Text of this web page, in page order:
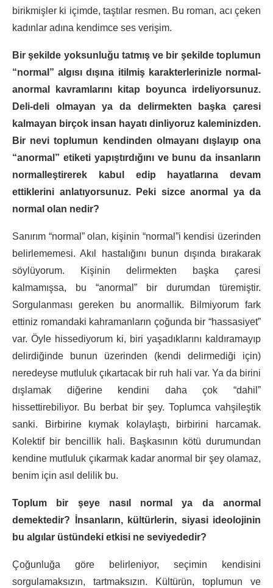
birikmişler ki içimde, taştılar resmen. Bu roman, acı çeken
kadınlar adına kendimce ses verişim.
Bir şekilde yoksunluğu tatmış ve bir şekilde toplumun
“normal” algısı dışına itilmiş karakterlerinizle normal-
anormal kavramlarını kitap boyunca irdeliyorsunuz.
Deli-deli olmayan ya da delirmekten başka çaresi
kalmayan birçok insan hayatı dinliyoruz kaleminizden.
Bir nevi toplumun kendinden olmayanı dışlayıp ona
“anormal” etiketi yapıştırdığını ve bunu da insanların
normalleştirerek kabul edip hayatlarına devam
ettiklerini anlatıyorsunuz. Peki sizce anormal ya da
normal olan nedir?
Sanırım “normal” olan, kişinin “normal”i kendisi üzerinden
belirlememesi. Akıl hastalığını bunun dışında bırakarak
söylüyorum. Kişinin delirmekten başka çaresi
kalmamışsa, bu “anormal” bir durumdan türemiştir.
Sorgulanması gereken bu anormallik. Bilmiyorum fark
ettiniz romandaki kahramanların çoğunda bir “hassasiyet”
var. Öyle hissediyorum ki, biri yaşadıklarını kaldıramayıp
delirdiğinde bunun üzerinden (kendi delirmediği için)
neredeyse mutluluk çıkartacak bir ruh hali var. Ya da birini
dışlamak diğerine kendini daha çok “dahil”
hissettirebiliyor. Bu berbat bir şey. Toplumca vahşileştik
sanki. Birbirine kıymak kolaylaştı, birbirini harcamak.
Kolektif bir bencillik hali. Başkasının kötü durumundan
kendine mutluluk çıkarmak kadar anormal bir şey olamaz,
benim için asıl delilik bu.
Toplum bir şeye nasıl normal ya da anormal
demektedir? İnsanların, kültürlerin, siyasi ideolojinin
bu algılar üstündeki etkisi ne seviyededir?
Çoğunluğa göre belirleniyor, seçimin kendisini
sorgulamaksızın, tartmaksızın. Kültürün, toplumun ve